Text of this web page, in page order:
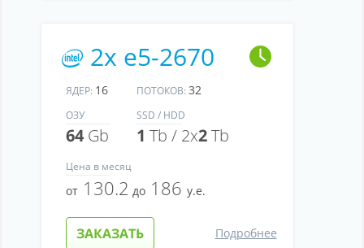
2x e5-2670
ЯДЕР: 16 ПОТОКОВ: 32
ОЗУ
64Gb
SSD / HDD
1 Tb / 2x2Tb
Цена в месяц
от130.2 до186 у.е.
ЗАКАЗАТЬ Подробнее